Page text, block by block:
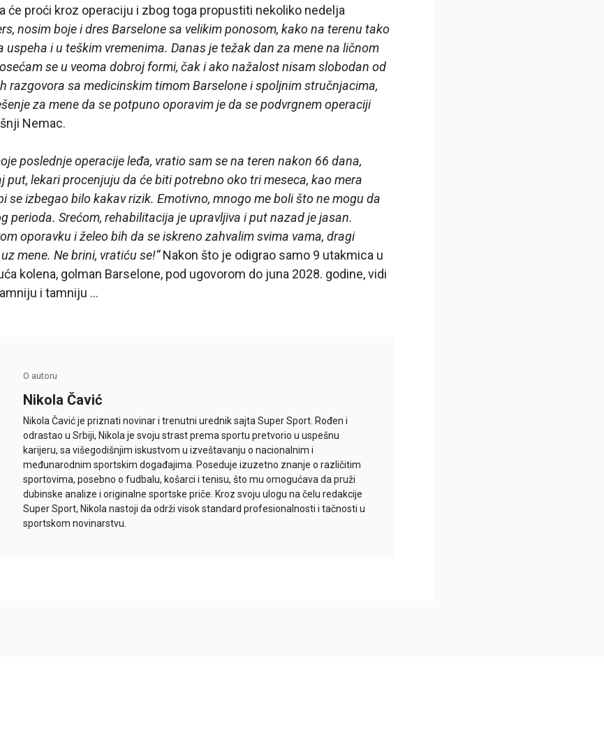
će proći kroz operaciju i zbog toga propustiti nekoliko nedelja
nosim boje i dres Barselone sa velikim ponosom, kako na terenu tako
uspeha i u teškim vremenima. Danas je težak dan za mene na ličnom
se u veoma dobroj formi, čak i ako nažalost nisam slobodan od
razgovora sa medicinskim timom Barselone i spoljnim stručnjacima,
za mene da se potpuno oporavim je da se podvrgnem operaciji
Nemac.
poslednje operacije leđa, vratio sam se na teren nakon 66 dana,
put, lekari procenjuju da će biti potrebno oko tri meseca, kao mera
se izbegao bilo kakav rizik. Emotivno, mnogo me boli što ne mogu da
perioda. Srećom, rehabilitacija je upravljiva i put nazad je jasan.
oporavku i želeo bih da se iskreno zahvalim svima vama, dragi
mene. Ne brini, vratiću se!“Nakon što je odigrao samo 9 utakmica u
kolena, golman Barselone, pod ugovorom do juna 2028. godine, vidi
i tamniju …
O autoru
Nikola Čavić
Nikola Čavić je priznati novinar i trenutni urednik sajta Super Sport. Rođen i
odrastao u Srbiji, Nikola je svoju strast prema sportu pretvorio u uspešnu
karijeru, sa višegodišnjim iskustvom u izveštavanju o nacionalnim i
međunarodnim sportskim događajima. Poseduje izuzetno znanje o različitim
sportovima, posebno o fudbalu, košarci i tenisu, što mu omogućava da pruži
dubinske analize i originalne sportske priče. Kroz svoju ulogu na čelu redakcije
Super Sport, Nikola nastoji da održi visok standard profesionalnosti i tačnosti u
sportskom novinarstvu.